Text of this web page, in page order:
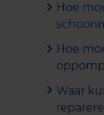
Hoe
Hoe
Waar